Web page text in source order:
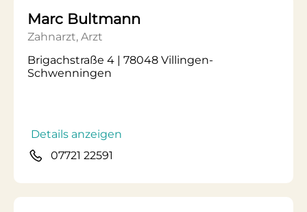
Marc Bultmann
Zahnarzt, Arzt
Brigachstraße 4 | 78048 Villingen-
Schwenningen
Details anzeigen
07721 22591